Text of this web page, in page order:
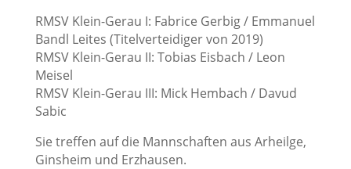
RMSV Klein-Gerau I: Fabrice Gerbig / Emmanuel
Bandl Leites (Titelverteidiger von 2019)
RMSV Klein-Gerau II: Tobias Eisbach / Leon
Meisel
RMSV Klein-Gerau III: Mick Hembach / Davud
Sabic
Sie treffen auf die Mannschaften aus Arheilge,
Ginsheim und Erzhausen.